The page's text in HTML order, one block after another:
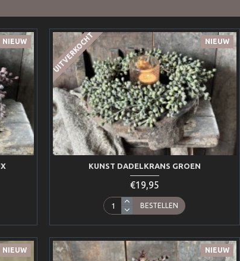
NIEUW NIEUW
UITVERKOCHT
KUNST DADELKRANS GROEN
€19,95
BESTELLEN
NIEUW NIEUW